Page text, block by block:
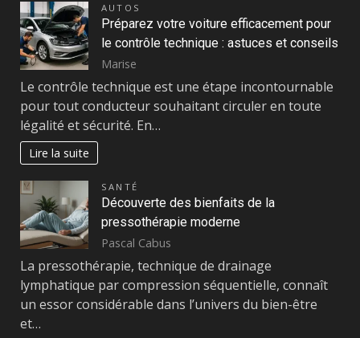
AUTOS
Préparez votre voiture efficacement pour
le contrôle technique : astuces et conseils
Marise
Le contrôle technique est une étape incontournable
pour tout conducteur souhaitant circuler en toute
légalité et sécurité. En…
Lire la suite
SANTÉ
Découverte des bienfaits de la
pressothérapie moderne
Pascal Cabus
La pressothérapie, technique de drainage
lymphatique par compression séquentielle, connaît
un essor considérable dans l’univers du bien-être
et…